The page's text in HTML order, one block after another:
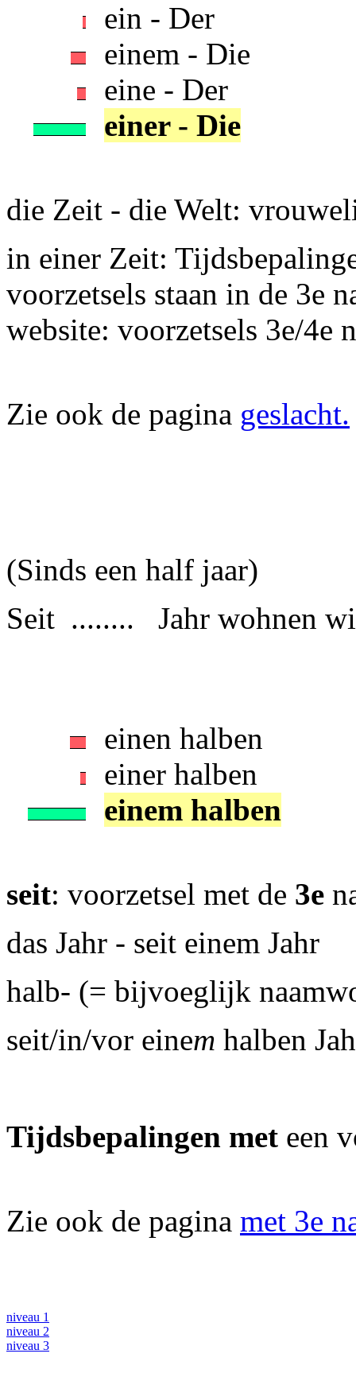
ein - Der
einem - Die
eine - Der
einer - Die
die Zeit - die Welt:
in einer Zeit:
voorzetsels staan in de 3e
website: voorzetsels 3e/4e
Zie ook de pagina geslacht.
(Sinds een half jaar)
Seit ........ Jahr wohnen
einen halben
einer halben
einem halben
seit: voorzetsel met de 3e
das Jahr - seit einem Jahr
halb- (= bijvoeglijk
seit/in/vor einem halben
Tijdsbepalingen met een
Zie ook de pagina met 3e
niveau 1
niveau 2
niveau 3